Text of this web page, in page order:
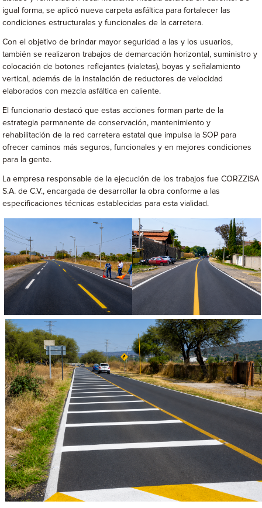
igual forma, se aplicó nueva carpeta asfáltica para fortalecer las
condiciones estructurales y funcionales de la carretera.
Con el objetivo de brindar mayor seguridad a las y los usuarios,
también se realizaron trabajos de demarcación horizontal, suministro y
colocación de botones reflejantes (vialetas), boyas y señalamiento
vertical, además de la instalación de reductores de velocidad
elaborados con mezcla asfáltica en caliente.
El funcionario destacó que estas acciones forman parte de la
estrategia permanente de conservación, mantenimiento y
rehabilitación de la red carretera estatal que impulsa la SOP para
ofrecer caminos más seguros, funcionales y en mejores condiciones
para la gente.
La empresa responsable de la ejecución de los trabajos fue CORZZISA
S.A. de C.V., encargada de desarrollar la obra conforme a las
especificaciones técnicas establecidas para esta vialidad.